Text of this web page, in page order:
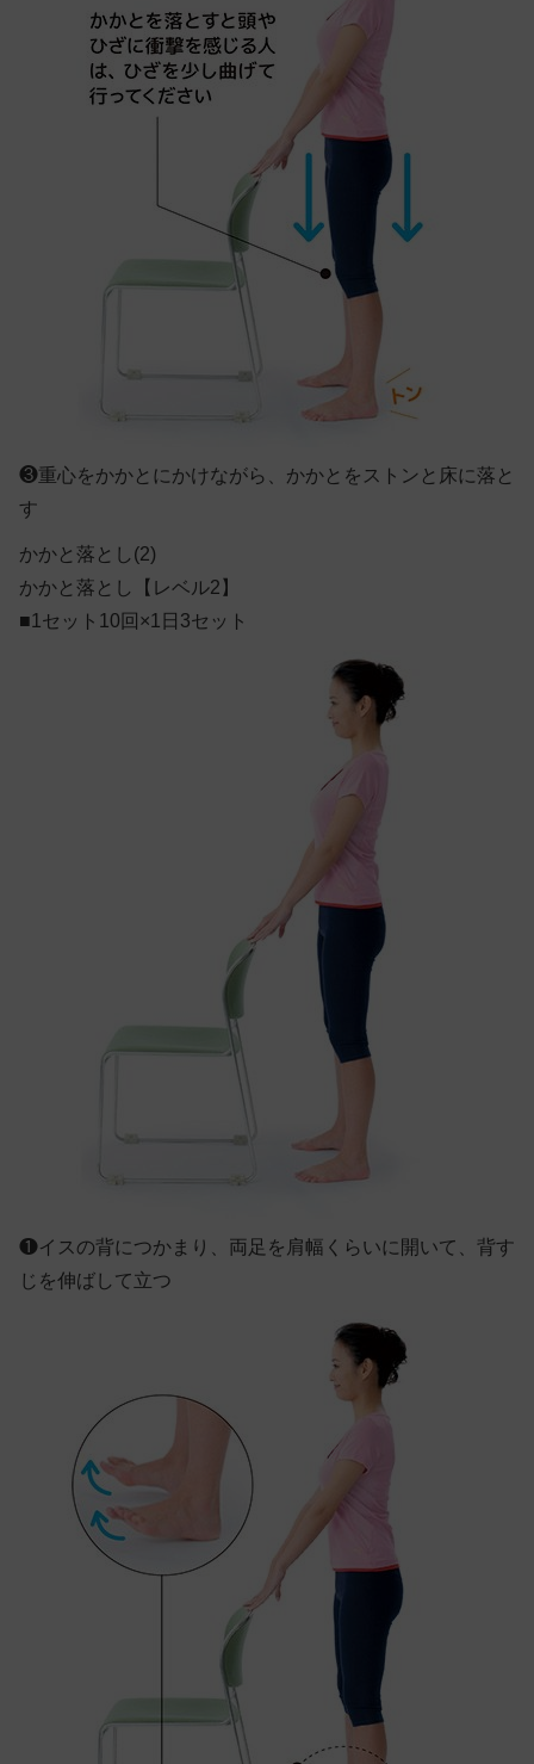
❸重心をかかとにかけながら、かかとをストンと床に落と
す
かかと落とし(2)
かかと落とし【レベル2】
■1セット10回×1日3セット
❶イスの背につかまり、両足を肩幅くらいに開いて、背す
じを伸ばして立つ